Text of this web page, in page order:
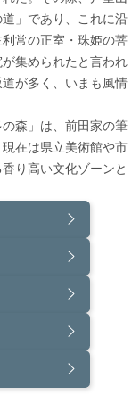
」であり、これに沿
常の正室・珠姫の菩
集められたと言われ
が多く、いまも風情
森」は、前田家の筆
在は県立美術館や市
り高い文化ゾーンと